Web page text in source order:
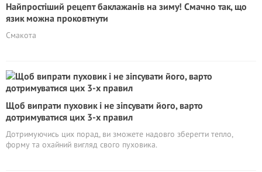
Найпростіший рецепт баклажанів на зиму! Смачно так, що
язик можна проковтнути
Смакота
Щоб випрати пуховик і не зіпсувати його, варто
дотримуватися цих 3-х правил
Дотримуючись цих порад, ви зможете надовго зберегти тепло,
форму та охайний вигляд свого пуховика.